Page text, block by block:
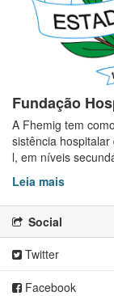
Fundação
A Fhemig tem
sistência
l, em níveis
Leia mais
Social
Twitter
Facebook